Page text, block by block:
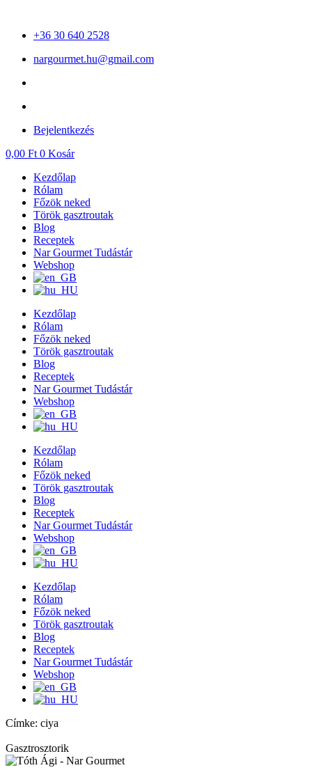
tartalomhoz+36 30 640 2528
nargourmet.hu@gmail.com
Bejelentkezés
0,00 Ft 0 Kosár
Kezdőlap
Rólam
Főzök neked
Török gasztroutak
Blog
Receptek
Nar Gourmet Tudástár
Webshop
Kezdőlap
Rólam
Főzök neked
Török gasztroutak
Blog
Receptek
Nar Gourmet Tudástár
Webshop
Kezdőlap
Rólam
Főzök neked
Török gasztroutak
Blog
Receptek
Nar Gourmet Tudástár
Webshop
Kezdőlap
Rólam
Főzök neked
Török gasztroutak
Blog
Receptek
Nar Gourmet Tudástár
Webshop
Címke: ciya
Gasztrosztorik